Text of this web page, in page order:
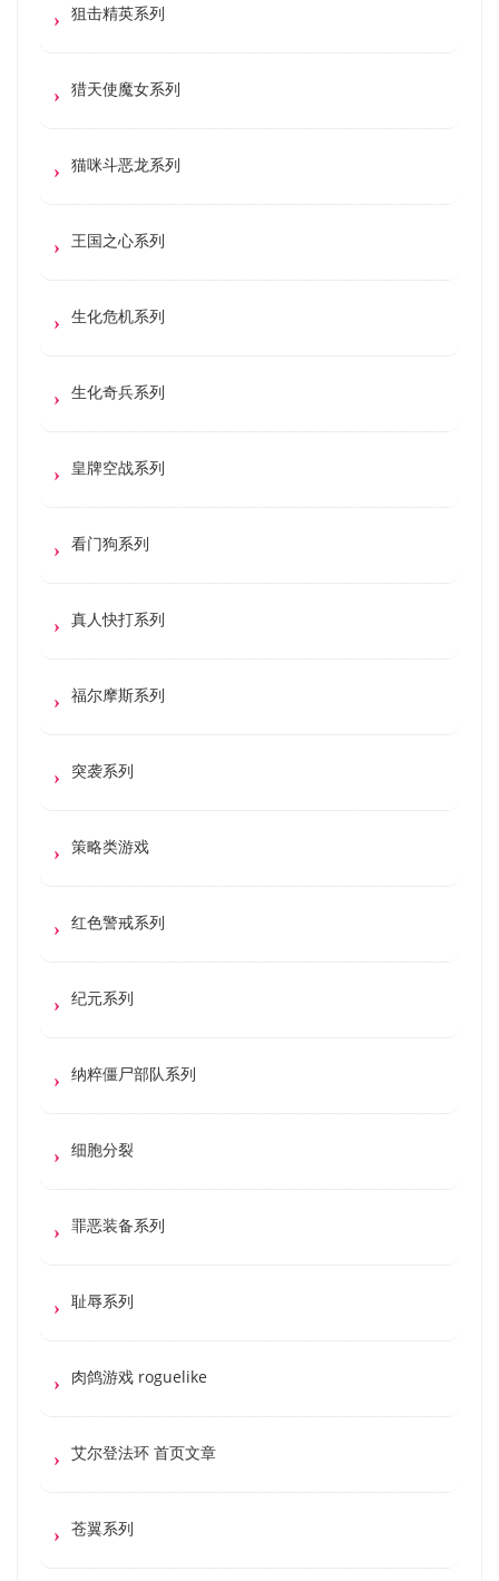
狙击精英系列
猎天使魔女系列
猫咪斗恶龙系列
王国之心系列
生化危机系列
生化奇兵系列
皇牌空战系列
看门狗系列
真人快打系列
福尔摩斯系列
突袭系列
策略类游戏
红色警戒系列
纪元系列
纳粹僵尸部队系列
细胞分裂
罪恶装备系列
耻辱系列
肉鸽游戏 roguelike
艾尔登法环 首页文章
苍翼系列